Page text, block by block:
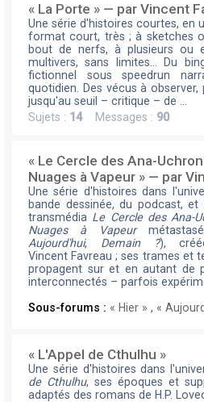
« La Porte » — par Vincent
Une série d'histoires courtes, en
format court, très ; à sketches
bout de nerfs, à plusieurs ou
multivers, sans limites… Du
fictionnel sous speedrun
quotidien. Des vécus à
jusqu'au seuil – critique – de …
Sujets : 14Messages : 90
« Le Cercle des Ana-
Nuages à Vapeur » — par
Une série d'histoires dans
bande dessinée, du podcast,
transmédia Le Cercle des Ana-
Nuages à Vapeur
Aujourd'hui, Demain ?),
Vincent Favreau ; ses trames et
propagent sur et en autant de
interconnectés – parfois
Sous-forums : « Hier » , «
« L'Appel de Cthulhu »
Une série d'histoires dans
de Cthulhu, ses époques et
adaptés des romans de H.P.